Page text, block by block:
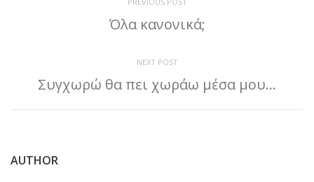
Όλα κανονικά;
NEXT POST
Συγχωρώ θα πει χωράω μέσα μου…
AUTHOR